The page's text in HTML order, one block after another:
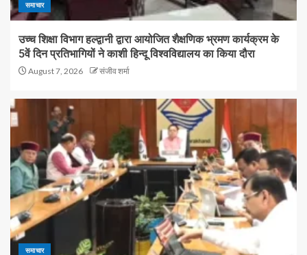
समाचार
उच्च शिक्षा विभाग हल्द्वानी द्वारा आयोजित शैक्षणिक भ्रमण कार्यक्रम के
5वें दिन प्रतिभागियों ने काशी हिन्दू विश्वविद्यालय का किया दौरा
August 7, 2026 संजीव शर्मा
समाचार